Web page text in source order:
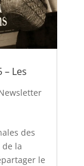
– Les
des
la
le